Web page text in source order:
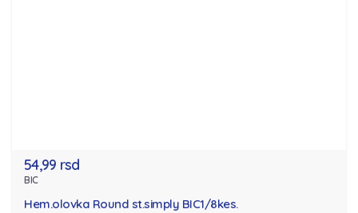
54,99 rsd
BIC
Hem.olovka Round st.simply BIC1/8kes.